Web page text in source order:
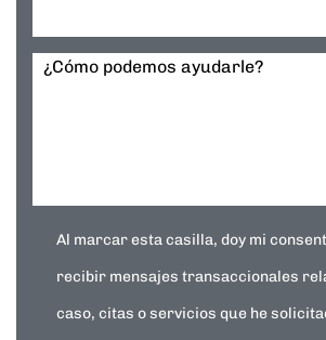
¿Cómo podemos ayudarle?
Al marcar esta casilla, doy mi
recibir mensajes transaccionales
caso, citas o servicios que he